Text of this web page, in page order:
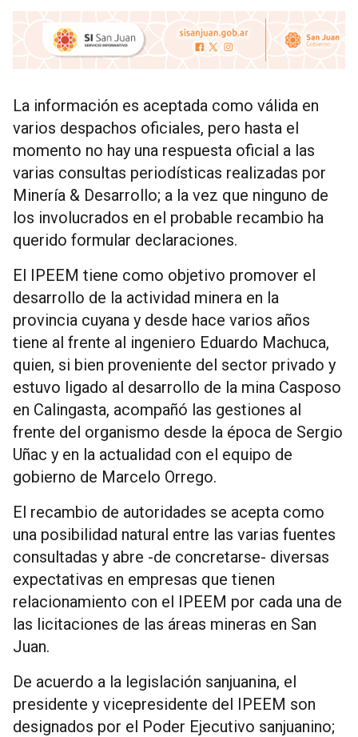
La información es aceptada como válida en
varios despachos oficiales, pero hasta el
momento no hay una respuesta oficial a las
varias consultas periodísticas realizadas por
Minería & Desarrollo; a la vez que ninguno de
los involucrados en el probable recambio ha
querido formular declaraciones.
El IPEEM tiene como objetivo promover el
desarrollo de la actividad minera en la
provincia cuyana y desde hace varios años
tiene al frente al ingeniero Eduardo Machuca,
quien, si bien proveniente del sector privado y
estuvo ligado al desarrollo de la mina Casposo
en Calingasta, acompañó las gestiones al
frente del organismo desde la época de Sergio
Uñac y en la actualidad con el equipo de
gobierno de Marcelo Orrego.
El recambio de autoridades se acepta como
una posibilidad natural entre las varias fuentes
consultadas y abre -de concretarse- diversas
expectativas en empresas que tienen
relacionamiento con el IPEEM por cada una de
las licitaciones de las áreas mineras en San
Juan.
De acuerdo a la legislación sanjuanina, el
presidente y vicepresidente del IPEEM son
designados por el Poder Ejecutivo sanjuanino;